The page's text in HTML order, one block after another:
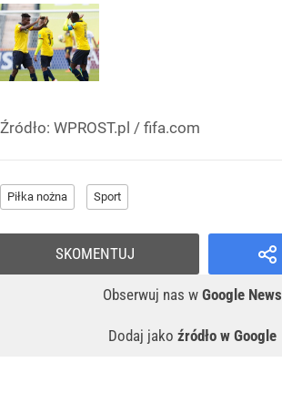
Źródło: WPROST.pl / fifa.com
Piłka nożna Sport
Obserwuj nas w Google News
Dodaj jako źródło w Google
SKOMENTUJ